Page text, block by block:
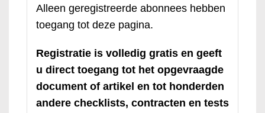
Alleen geregistreerde abonnees hebben
toegang tot deze pagina.
Registratie is volledig gratis en geeft
u direct toegang tot het opgevraagde
document of artikel en tot honderden
andere checklists, contracten en tests